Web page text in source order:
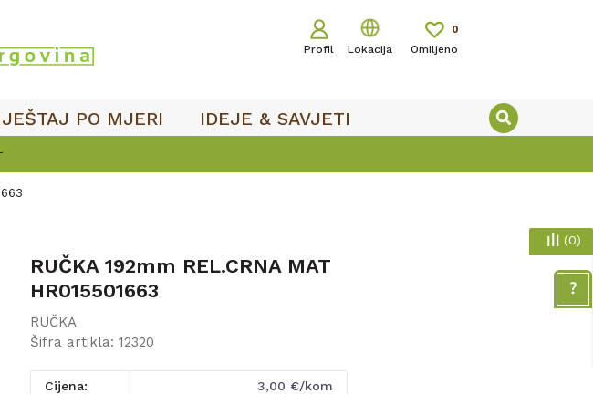
Profil Lokacija Omiljeno
0
PO MJERI IDEJE & SAVJETI
RUČKA 192mm REL.CRNA MAT
HR015501663
RUČKA
Šifra artikla: 12320
Cijena: 3,00 €/kom
(0)